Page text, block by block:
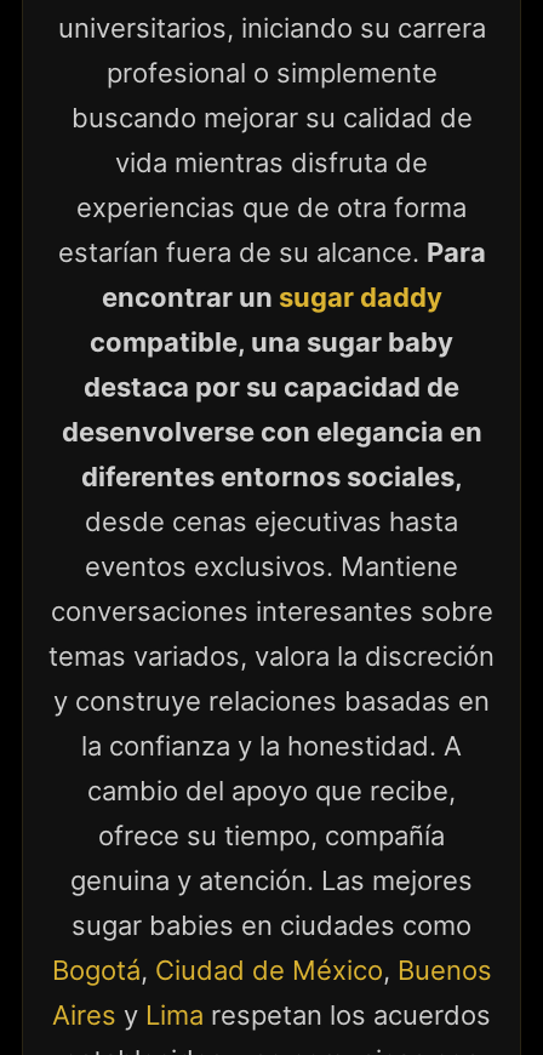
universitarios, iniciando su carrera
profesional o simplemente
buscando mejorar su calidad de
vida mientras disfruta de
experiencias que de otra forma
estarían fuera de su alcance. Para
encontrar un sugar daddy
compatible, una sugar baby
destaca por su capacidad de
desenvolverse con elegancia en
diferentes entornos sociales,
desde cenas ejecutivas hasta
eventos exclusivos. Mantiene
conversaciones interesantes sobre
temas variados, valora la discreción
y construye relaciones basadas en
la confianza y la honestidad. A
cambio del apoyo que recibe,
ofrece su tiempo, compañía
genuina y atención. Las mejores
sugar babies en ciudades como
Bogotá, Ciudad de México, Buenos
Aires y Lima respetan los acuerdos